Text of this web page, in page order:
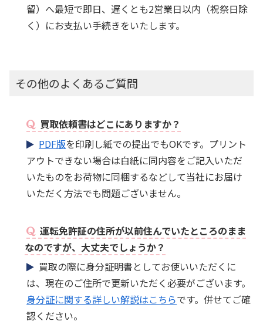
留）へ最短で即日、遅くとも2営業日以内（祝祭日除
く）にお支払い手続きをいたします。
その他のよくあるご質問
買取依頼書はどこにありますか？
PDF版を印刷し紙での提出でもOKです。プリント
アウトできない場合は白紙に同内容をご記入いただ
いたものをお荷物に同梱するなどして当社にお届け
いただく方法でも問題ございません。
運転免許証の住所が以前住んでいたところのまま
なのですが、大丈夫でしょうか？
買取の際に身分証明書としてお使いいただくに
は、現在のご住所で更新いただく必要がございます。
身分証に関する詳しい解説はこちらです。併せてご確
認ください。